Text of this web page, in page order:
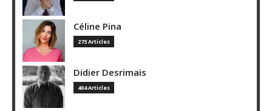
Céline Pina
273 Articles
Didier Desrimais
404 Articles